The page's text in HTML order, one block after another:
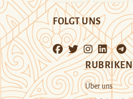
FOLGT UNS
RUBRIKEN
Über uns